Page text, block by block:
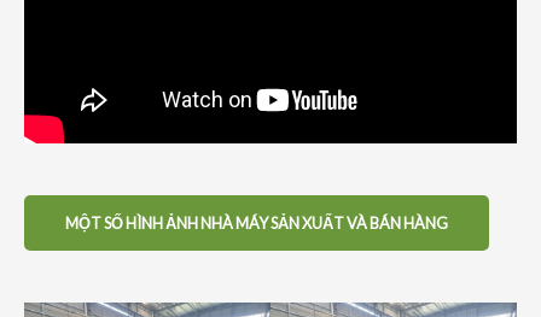
MỘT SỐ HÌNH ẢNH NHÀ MÁY SẢN XUẤT VÀ BÁN HÀNG